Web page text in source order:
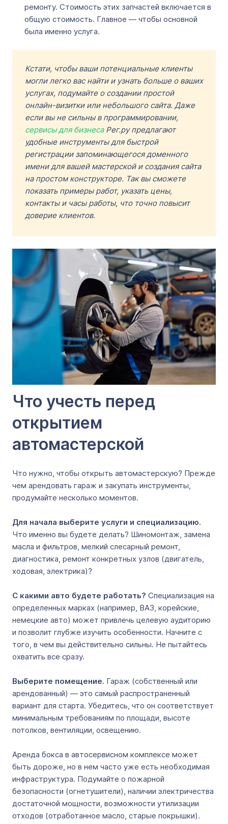
ремонту. Стоимость этих запчастей включается в
общую стоимость. Главное ― чтобы основной
была именно услуга.
Кстати, чтобы ваши потенциальные клиенты
могли легко вас найти и узнать больше о ваших
услугах, подумайте о создании простой
онлайн-визитки или небольшого сайта. Даже
если вы не сильны в программировании,
сервисы для бизнесаРег.ру предлагают
удобные инструменты для быстрой
регистрации запоминающегося доменного
имени для вашей мастерской и создания сайта
на простом конструкторе. Так вы сможете
показать примеры работ, указать цены,
контакты и часы работы, что точно повысит
доверие клиентов.
Что учесть перед
открытием
автомастерской
Что нужно, чтобы открыть автомастерскую? Прежде
чем арендовать гараж и закупать инструменты,
продумайте несколько моментов.
Для начала выберите услуги и специализацию.
Что именно вы будете делать? Шиномонтаж, замена
масла и фильтров, мелкий слесарный ремонт,
диагностика, ремонт конкретных узлов (двигатель,
ходовая, электрика)?
С какими авто будете работать? Специализация на
определенных марках (например, ВАЗ, корейские,
немецкие авто) может привлечь целевую аудиторию
и позволит глубже изучить особенности. Начните с
того, в чем вы действительно сильны. Не пытайтесь
охватить все сразу.
Выберите помещение. Гараж (собственный или
арендованный) ― это самый распространенный
вариант для старта. Убедитесь, что он соответствует
минимальным требованиям по площади, высоте
потолков, вентиляции, освещению.
Аренда бокса в автосервисном комплексе может
быть дороже, но в нем часто уже есть необходимая
инфраструктура. Подумайте о пожарной
безопасности (огнетушители), наличии электричества
достаточной мощности, возможности утилизации
отходов (отработанное масло, старые покрышки).